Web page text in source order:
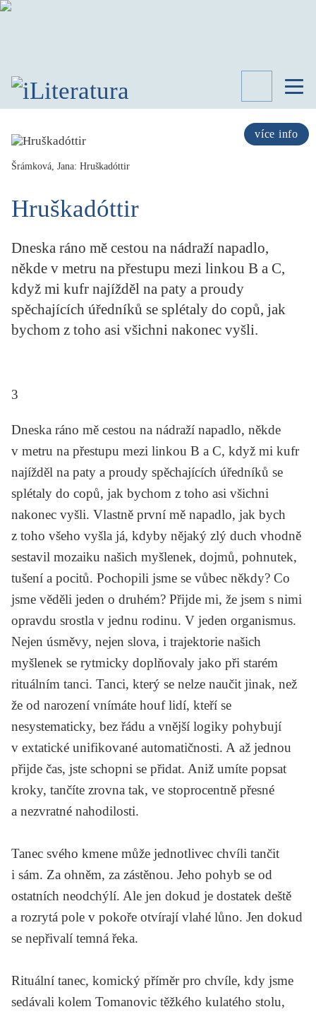
více info
SPISOVATELÉ
KNIHY
LITERATURY
KATEGORIE
STUDIE
PORTRÉT
KRITIKA PŘEKLADU
ILIGLOSA
Šrámková, Jana: Hruškadóttir
Hruškadóttir
Dneska ráno mě cestou na nádraží napadlo,
někde v metru na přestupu mezi linkou B a C,
když mi kufr najížděl na paty a proudy
spěchajících úředníků se splétaly do copů, jak
bychom z toho asi všichni nakonec vyšli.
3
Dneska ráno mě cestou na nádraží napadlo, někde
v metru na přestupu mezi linkou B a C, když mi kufr
najížděl na paty a proudy spěchajících úředníků se
splétaly do copů, jak bychom z toho asi všichni
nakonec vyšli. Vlastně první mě napadlo, jak bych
z toho všeho vyšla já, kdyby nějaký zlý duch vhodně
sestavil mozaiku našich myšlenek, dojmů, pohnutek,
tušení a pocitů. Pochopili jsme se vůbec někdy? Co
jsme věděli jeden o druhém? Přijde mi, že jsem s nimi
opravdu srostla v jednu rodinu. V jeden organismus.
Nejen úsměvy, nejen slova, i trajektorie našich
myšlenek se rytmicky doplňovaly jako při starém
rituálním tanci. Tanci, který se nelze naučit jinak, než
že od narození vnímáte houf lidí, kteří se
nesystematicky, bez řádu a vnější logiky pohybují
v extatické unifikované automatičnosti. A až jednou
přijde čas, jste schopni se přidat. Aniž umíte popsat
kroky, tančíte zrovna tak, ve stoprocentně přesné
a nezvratné nahodilosti.
Tanec svého kmene může jednotlivec chvíli tančit
i sám. Za ohněm, za zástěnou. Jeho pohyb se od
ostatních neodchýlí. Ale jen dokud je dostatek deště
a rozrytá pole v pokoře otvírají vlahé lůno. Jen dokud
se nepřivalí temná řeka.
Rituální tanec, komický příměr pro chvíle, kdy jsme
sedávali kolem Tomanovic těžkého kulatého stolu,